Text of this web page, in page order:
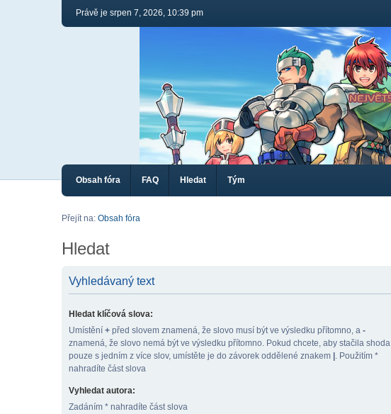
Právě je srpen 7, 2026, 10:39 pm
Obsah fóra FAQ Hledat Tým
Přejít na: Obsah fóra
Hledat
Vyhledávaný text
Hledat klíčová slova:
Umístění + před slovem znamená, že slovo musí být ve výsledku přítomno, a -
znamená, že slovo nemá být ve výsledku přítomno. Pokud chcete, aby stačila shoda
pouze s jedním z více slov, umístěte je do závorek oddělené znakem . Použitím *
nahradíte část slova
Vyhledat autora:
Zadáním * nahradíte část slova